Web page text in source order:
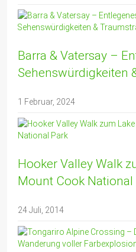
Barra & Vatersay –
Sehenswürdigkeiten
1 Februar, 2024
Hooker Valley Walk
Mount Cook National
24 Juli, 2014